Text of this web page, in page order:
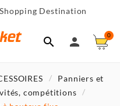
Destination
 
0
Panniers et
compétitions